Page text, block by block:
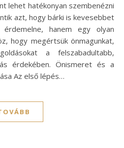
lehet hatékonyan szembenézni
azt, hogy bárki is kevesebbet
hanem egy olyan
hogy megértsük önmagunkat,
a felszabadultabb,
érdekében. Önismeret és a
Az első lépés…